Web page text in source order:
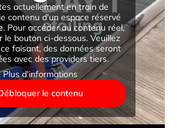
actuellement en train de
contenu d'un espace réservé
. Pour accéder au contenu réel,
le bouton ci-dessous. Veuillez
faisant, des données seront
avec des providers tiers.
Plus d'informations
le contenu